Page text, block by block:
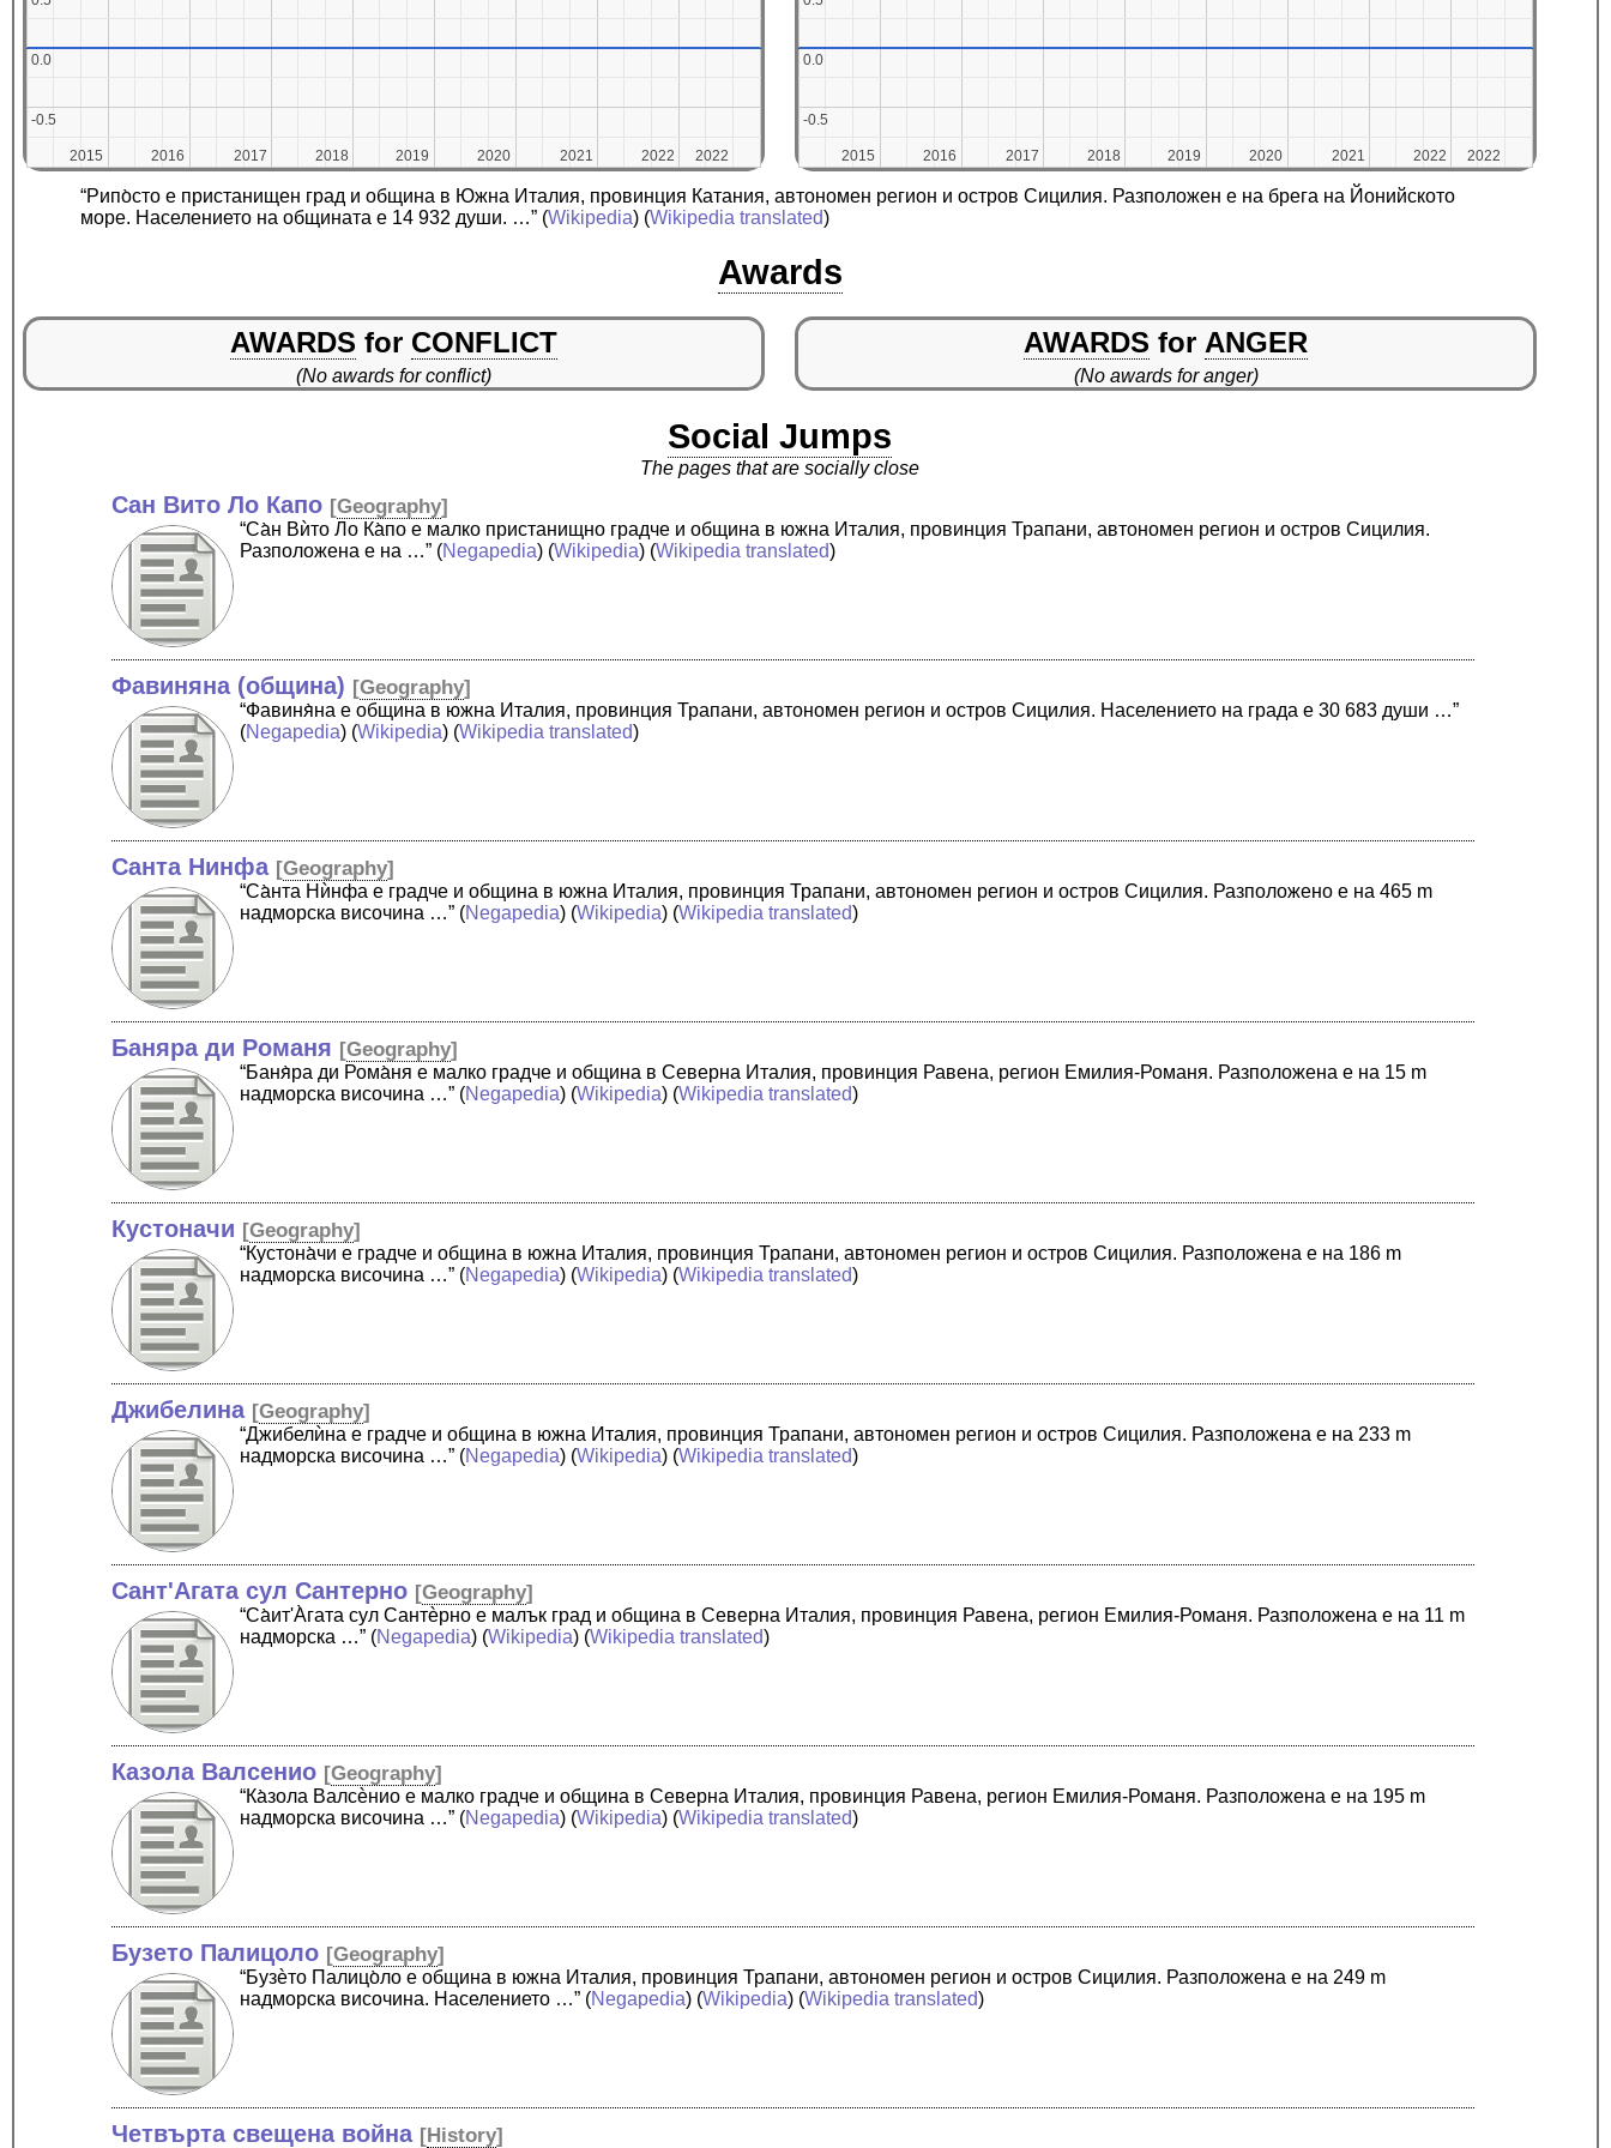
2015
2015 2016
2016 2017
2017 2018
2018 2019
2019 2020
2020 2021
2021 2022
2022 2022
2022
-0.5
-0.5
0.0
0.0
2015
2015 2016
2016 2017
2017 2018
2018 2019
2019 2020
2020 2021
2021 2022
2022 2022
2022
-0.5
-0.5
0.0
0.0
“Рипо̀сто е пристанищен град и община в Южна Италия, провинция Катания, автономен регион и остров Сицилия. Разположен е на брега на Йонийското
море. Населението на общината е 14 932 души. …” (Wikipedia) (Wikipedia translated)
Awards
AWARDS for CONFLICT
(No awards for conflict)
AWARDS for ANGER
(No awards for anger)
Social Jumps
The pages that are socially close
Сан Вито Ло Капо [Geography]
“Са̀н Вѝто Ло Ка̀по е малко пристанищно градче и община в южна Италия, провинция Трапани, автономен регион и остров Сицилия.
Разположена е на …” (Negapedia) (Wikipedia) (Wikipedia translated)
Фавиняна (община) [Geography]
“Фавиня̀на е община в южна Италия, провинция Трапани, автономен регион и остров Сицилия. Населението на града е 30 683 души …”
(Negapedia) (Wikipedia) (Wikipedia translated)
Санта Нинфа [Geography]
“Са̀нта Нѝнфа е градче и община в южна Италия, провинция Трапани, автономен регион и остров Сицилия. Разположено е на 465 m
надморска височина …” (Negapedia) (Wikipedia) (Wikipedia translated)
Баняра ди Романя [Geography]
“Баня̀ра ди Рома̀ня е малко градче и община в Северна Италия, провинция Равена, регион Емилия-Романя. Разположена е на 15 m
надморска височина …” (Negapedia) (Wikipedia) (Wikipedia translated)
Кустоначи [Geography]
“Кустона̀чи е градче и община в южна Италия, провинция Трапани, автономен регион и остров Сицилия. Разположена е на 186 m
надморска височина …” (Negapedia) (Wikipedia) (Wikipedia translated)
Джибелина [Geography]
“Джибелѝна е градче и община в южна Италия, провинция Трапани, автономен регион и остров Сицилия. Разположена е на 233 m
надморска височина …” (Negapedia) (Wikipedia) (Wikipedia translated)
Сант'Агата сул Сантерно [Geography]
“Cа̀ит'А̀гата сул Сантѐрно е малък град и община в Северна Италия, провинция Равена, регион Емилия-Романя. Разположена е на 11 m
надморска …” (Negapedia) (Wikipedia) (Wikipedia translated)
Казола Валсенио [Geography]
“Ка̀зола Валсѐнио е малко градче и община в Северна Италия, провинция Равена, регион Емилия-Романя. Разположена е на 195 m
надморска височина …” (Negapedia) (Wikipedia) (Wikipedia translated)
Бузето Палицоло [Geography]
“Бузѐто Палицо̀ло е община в южна Италия, провинция Трапани, автономен регион и остров Сицилия. Разположена е на 249 m
надморска височина. Населението …” (Negapedia) (Wikipedia) (Wikipedia translated)
Четвърта свещена война [History]